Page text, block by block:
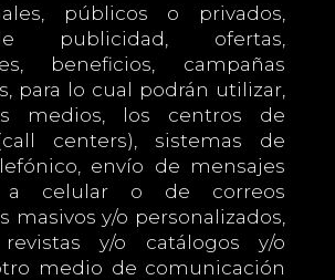
públicos o privados,
publicidad, ofertas,
beneficios, campañas
para lo cual podrán utilizar,
medios, los centros de
centers), sistemas de
envío de mensajes
celular o de correos
masivos y/o personalizados,
y/o catálogos y/o
medio de comunicación